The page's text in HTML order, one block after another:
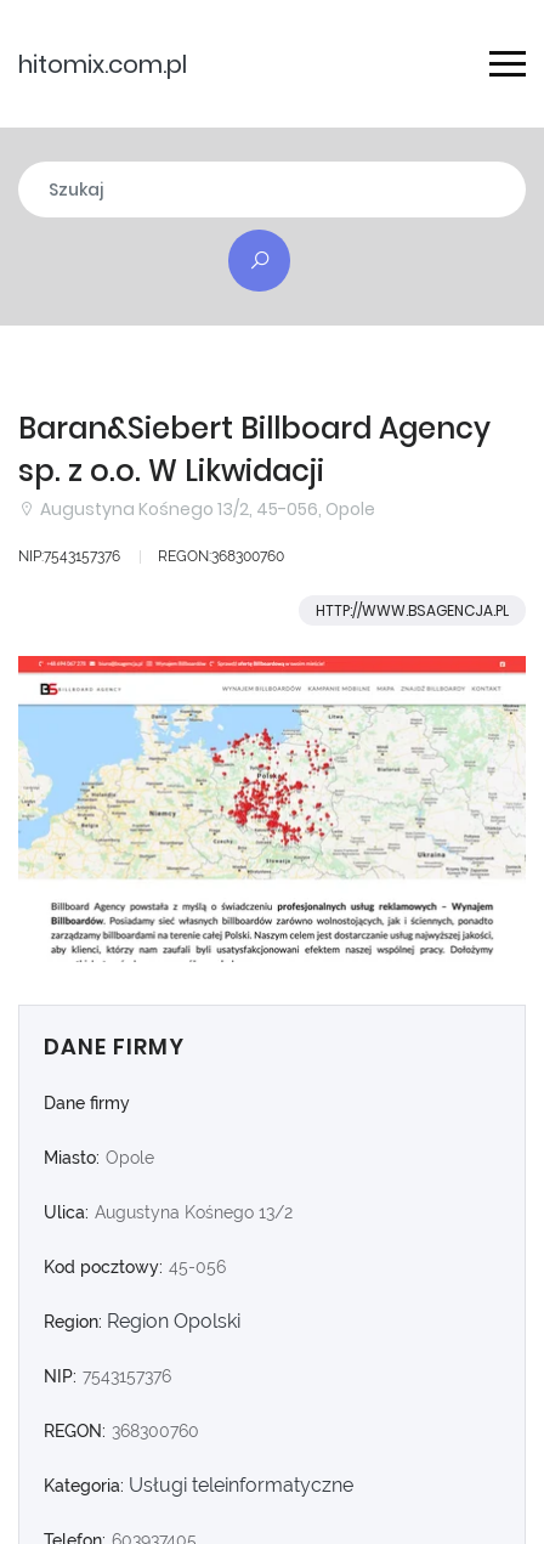
hitomix.com.pl
Baran&Siebert Billboard Agency
sp. z o.o. W Likwidacji
Augustyna Kośnego 13/2, 45-056, Opole
NIP:7543157376 REGON:368300760
HTTP://WWW.BSAGENCJA.PL
DANE FIRMY
Dane firmy
Miasto: Opole
Ulica: Augustyna Kośnego 13/2
Kod pocztowy: 45-056
Region: Region Opolski
NIP: 7543157376
REGON: 368300760
Kategoria: Usługi teleinformatyczne